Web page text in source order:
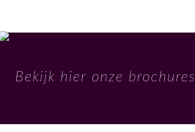
Bekijk hier onze brochures